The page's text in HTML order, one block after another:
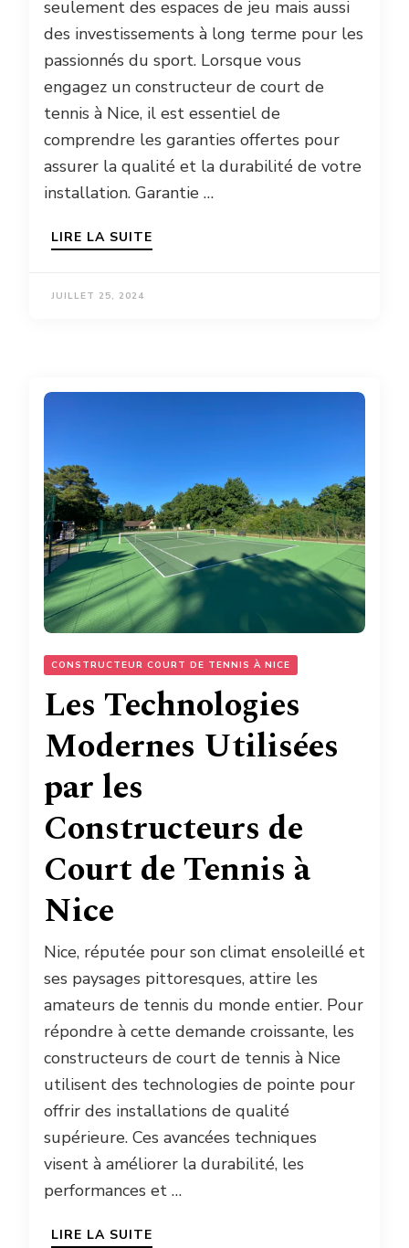
seulement des espaces de jeu mais aussi
des investissements à long terme pour les
passionnés du sport. Lorsque vous
engagez un constructeur de court de
tennis à Nice, il est essentiel de
comprendre les garanties offertes pour
assurer la qualité et la durabilité de votre
installation. Garantie …
LIRE LA SUITE
JUILLET 25, 2024
CONSTRUCTEUR COURT DE TENNIS À NICE
Les Technologies
Modernes Utilisées
par les
Constructeurs de
Court de Tennis à
Nice
Nice, réputée pour son climat ensoleillé et
ses paysages pittoresques, attire les
amateurs de tennis du monde entier. Pour
répondre à cette demande croissante, les
constructeurs de court de tennis à Nice
utilisent des technologies de pointe pour
offrir des installations de qualité
supérieure. Ces avancées techniques
visent à améliorer la durabilité, les
performances et …
LIRE LA SUITE